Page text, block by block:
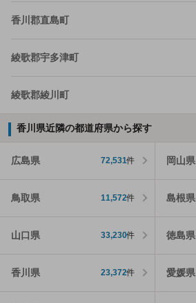
香川郡直島町
綾歌郡宇多津町
綾歌郡綾川町
香川県近隣の都道府県から探す
広島県 72,531件 岡山県
鳥取県 11,572件 島根県
山口県 33,230件 徳島県
香川県 23,372件 愛媛県